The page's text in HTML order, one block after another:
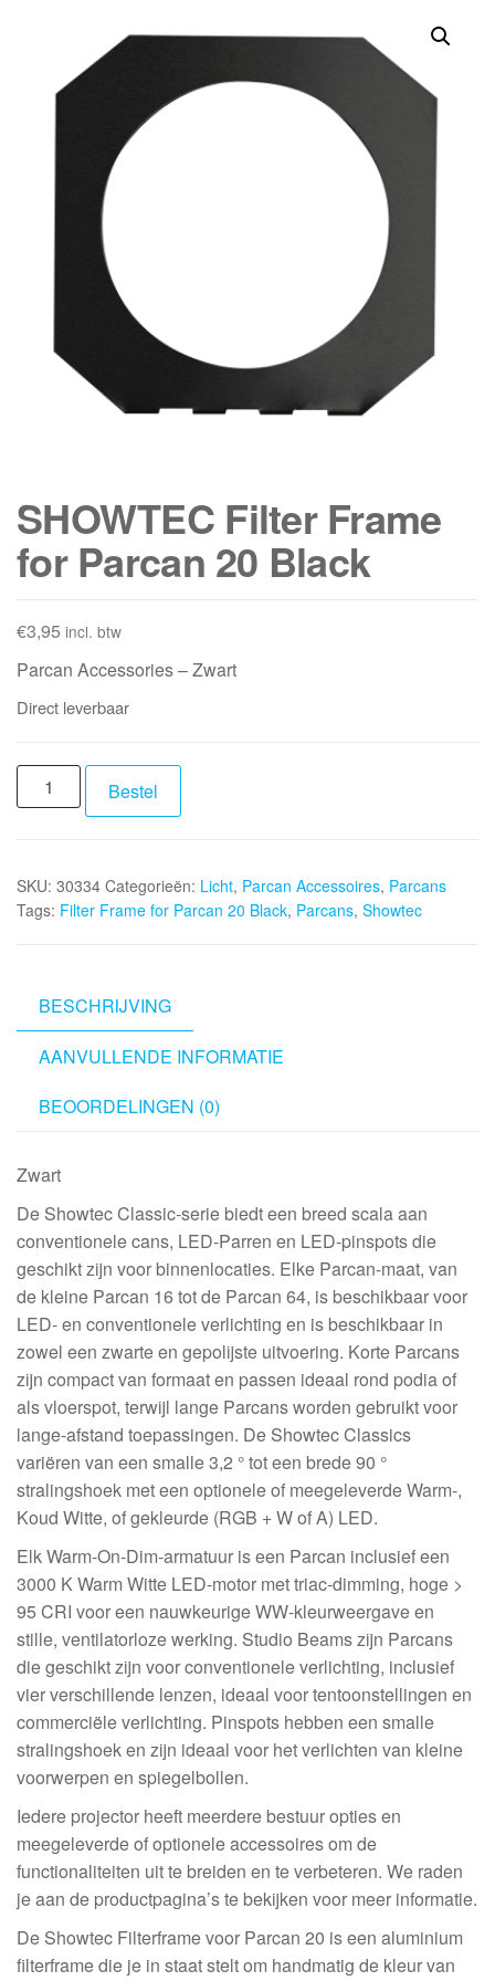
SHOWTEC Filter Frame
for Parcan 20 Black
€3,95 incl. btw
Parcan Accessories – Zwart
Direct leverbaar
SHOWTEC
Filter
Parcan
20
Bestel
SKU: 30334 Categorieën: Licht, Parcan Accessoires, Parcans
Tags: Filter Frame for Parcan 20 Black, Parcans, Showtec
BESCHRIJVING
AANVULLENDE INFORMATIE
BEOORDELINGEN (0)
Zwart
De Showtec Classic-serie biedt een breed scala aan
conventionele cans, LED-Parren en LED-pinspots die
geschikt zijn voor binnenlocaties. Elke Parcan-maat, van
de kleine Parcan 16 tot de Parcan 64, is beschikbaar voor
LED- en conventionele verlichting en is beschikbaar in
zowel een zwarte en gepolijste uitvoering. Korte Parcans
zijn compact van formaat en passen ideaal rond podia of
als vloerspot, terwijl lange Parcans worden gebruikt voor
lange-afstand toepassingen. De Showtec Classics
variëren van een smalle 3,2 ° tot een brede 90 °
stralingshoek met een optionele of meegeleverde Warm-,
Koud Witte, of gekleurde (RGB + W of A) LED.
Elk Warm-On-Dim-armatuur is een Parcan inclusief een
3000 K Warm Witte LED-motor met triac-dimming, hoge >
95 CRI voor een nauwkeurige WW-kleurweergave en
stille, ventilatorloze werking. Studio Beams zijn Parcans
die geschikt zijn voor conventionele verlichting, inclusief
vier verschillende lenzen, ideaal voor tentoonstellingen en
commerciële verlichting. Pinspots hebben een smalle
stralingshoek en zijn ideaal voor het verlichten van kleine
voorwerpen en spiegelbollen.
Iedere projector heeft meerdere bestuur opties en
meegeleverde of optionele accessoires om de
functionaliteiten uit te breiden en te verbeteren. We raden
je aan de productpagina’s te bekijken voor meer informatie.
De Showtec Filterframe voor Parcan 20 is een aluminium
filterframe die je in staat stelt om handmatig de kleur van